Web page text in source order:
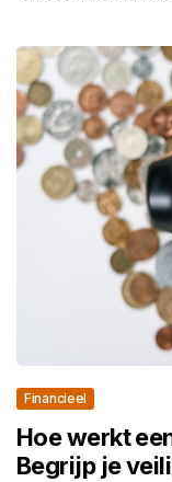
Financieel
Hoe werkt
Begrijp je